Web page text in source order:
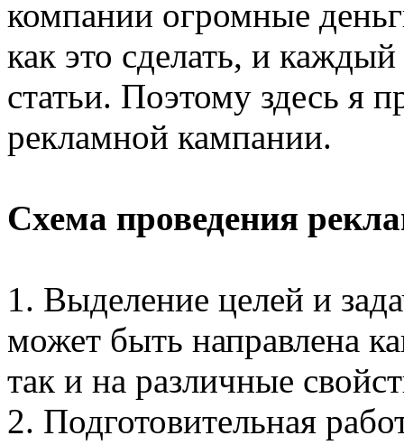
компании огромные
как это сделать, и
статьи. Поэтому здесь я
рекламной кампании.
Схема проведения
1. Выделение целей и
может быть направлена
так и на различные
2. Подготовительная